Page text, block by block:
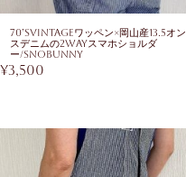
70’sVintageワッペン×岡山産13.5オン
スデニムの2WAYスマホショルダ
ー/snobunny
¥3,500